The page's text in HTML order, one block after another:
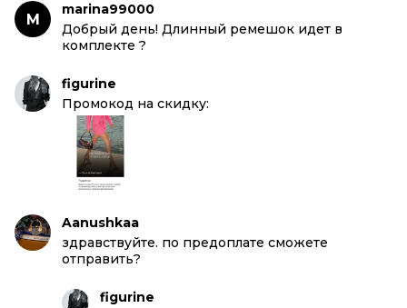
M
marina99000
Добрый день! Длинный ремешок идет в
комплекте ?
figurine
Промокод на скидку:
Aanushkaa
здравствуйте. по предоплате сможете
отправить?
figurine